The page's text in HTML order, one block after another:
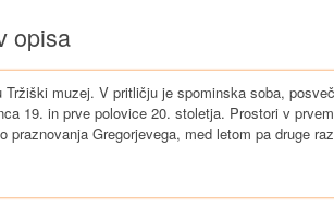
opisa
muzej. V pritličju je spominska soba,
19. in prve polovice 20. stoletja. Prostori v
praznovanja Gregorjevega, med letom pa druge